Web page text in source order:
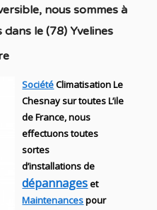
, nous sommes à
dansle (78) Yvelines
SociétéClimatisation Le
Chesnay sur toutes L’ile
de France, nous
effectuons toutes
sortes
d’installationsde
dépannageset
Maintenancespour